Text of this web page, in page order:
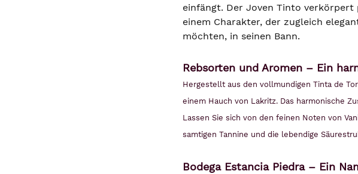
einfängt. Der Joven Tinto
einem Charakter, der zugleich
möchten, in seinen Bann.
Rebsorten und Aromen – Ein
Hergestellt aus den vollmundigen Tinta de
einem Hauch von Lakritz. Das harmonische
Lassen Sie sich von den feinen Noten von
samtigen Tannine und die lebendige
Bodega Estancia Piedra – Ein